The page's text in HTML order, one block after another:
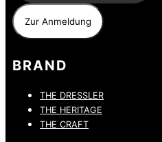
BRAND
THE DRESSLER
THE HERITAGE
THE CRAFT